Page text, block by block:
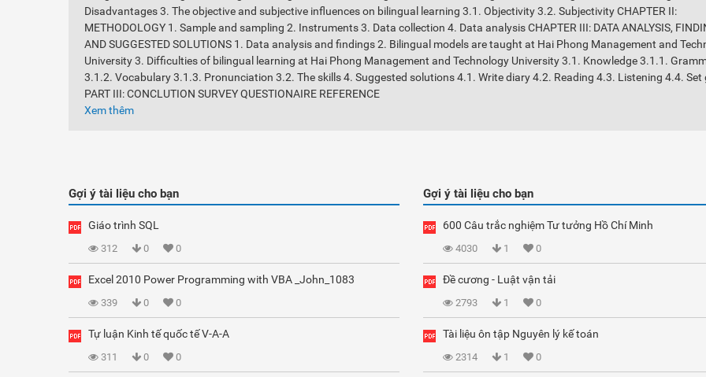
Disadvantages 3. The objective and subjective influences on bilingual learning 3.1. Objectivity 3.2. Subjectivity CHAPTER II:
METHODOLOGY 1. Sample and sampling 2. Instruments 3. Data collection 4. Data analysis CHAPTER III: DATA ANALYSIS,
AND SUGGESTED SOLUTIONS 1. Data analysis and findings 2. Bilingual models are taught at Hai Phong Management and
University 3. Difficulties of bilingual learning at Hai Phong Management and Technology University 3.1. Knowledge 3.1.1.
3.1.2. Vocabulary 3.1.3. Pronunciation 3.2. The skills 4. Suggested solutions 4.1. Write diary 4.2. Reading 4.3. Listening 4.4. Set
PART III: CONCLUTION SURVEY QUESTIONAIRE REFERENCE
Xem thêm
Gợi ý tài liệu cho bạn
Giáo trình SQL
312 0 0
Excel 2010 Power Programming with VBA _John_1083
339 0 0
Tự luận Kinh tế quốc tế V-A-A
311 0 0
Gợi ý tài liệu cho bạn
600 Câu trắc nghiệm Tư tưởng Hồ Chí Minh
4030 1 0
Đề cương - Luật vận tải
2793 1 0
Tài liệu ôn tập Nguyên lý kế toán
2314 1 0